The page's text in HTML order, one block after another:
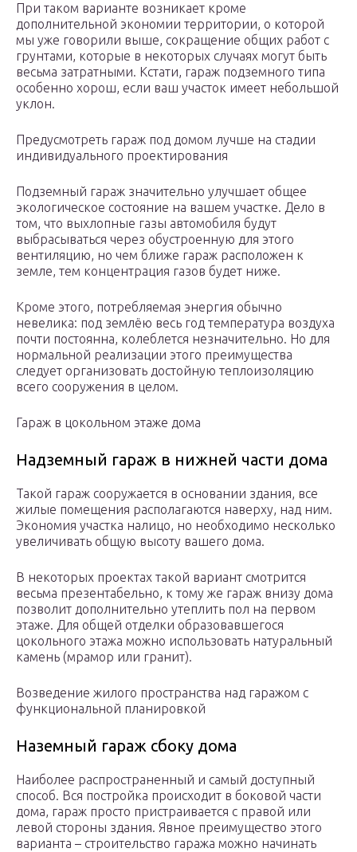
При таком варианте возникает кроме
дополнительной экономии территории, о которой
мы уже говорили выше, сокращение общих работ с
грунтами, которые в некоторых случаях могут быть
весьма затратными. Кстати, гараж подземного типа
особенно хорош, если ваш участок имеет небольшой
уклон.
Предусмотреть гараж под домом лучше на стадии
индивидуального проектирования
Подземный гараж значительно улучшает общее
экологическое состояние на вашем участке. Дело в
том, что выхлопные газы автомобиля будут
выбрасываться через обустроенную для этого
вентиляцию, но чем ближе гараж расположен к
земле, тем концентрация газов будет ниже.
Кроме этого, потребляемая энергия обычно
невелика: под землёю весь год температура воздуха
почти постоянна, колеблется незначительно. Но для
нормальной реализации этого преимущества
следует организовать достойную теплоизоляцию
всего сооружения в целом.
Гараж в цокольном этаже дома
Надземный гараж в нижней части дома
Такой гараж сооружается в основании здания, все
жилые помещения располагаются наверху, над ним.
Экономия участка налицо, но необходимо несколько
увеличивать общую высоту вашего дома.
В некоторых проектах такой вариант смотрится
весьма презентабельно, к тому же гараж внизу дома
позволит дополнительно утеплить пол на первом
этаже. Для общей отделки образовавшегося
цокольного этажа можно использовать натуральный
камень (мрамор или гранит).
Возведение жилого пространства над гаражом с
функциональной планировкой
Наземный гараж сбоку дома
Наиболее распространенный и самый доступный
способ. Вся постройка происходит в боковой части
дома, гараж просто пристраивается с правой или
левой стороны здания. Явное преимущество этого
варианта – строительство гаража можно начинать